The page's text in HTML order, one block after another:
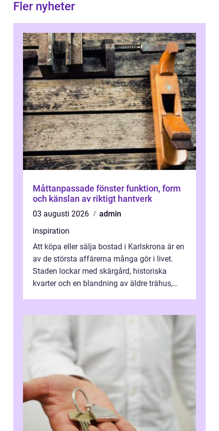
Fler nyheter
Måttanpassade fönster funktion, form
och känslan av riktigt hantverk
03 augusti 2026
admin
inspiration
Att köpa eller sälja bostad i Karlskrona är en
av de största affärerna många gör i livet.
Staden lockar med skärgård, historiska
kvarter och en blandning av äldre trähus,